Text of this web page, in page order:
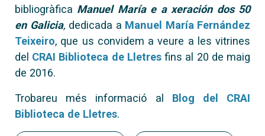
bibliogràfica Manuel María e a xeración dos 50
en Galicia,dedicada a Manuel María Fernández
Teixeiro, que us convidem a veure a les vitrines
del CRAI Biblioteca de Lletresfins al 20 de maig
de 2016.
Trobareu més informació al Blog del CRAI
Biblioteca de Lletres.